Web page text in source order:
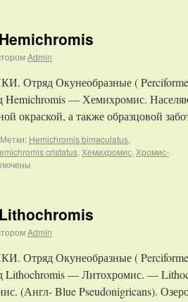
Admin
Окунеобразные (
Hemichromis — Хемихромис.
окраской, а также образцовой
Метки: Hemichromis bimaculatus,
cristatus, Хемихромис, Хромис-
Admin
Окунеобразные (
Lithochromis — Литохромис. —
(Англ- Blue Pseudonigricans).